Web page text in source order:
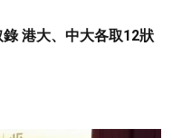
港大、中大各取12狀